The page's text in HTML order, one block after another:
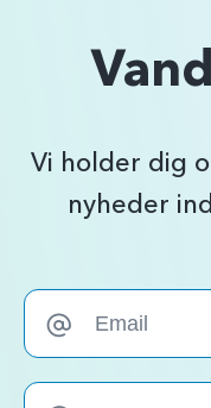
Vi holder dig
nyheder